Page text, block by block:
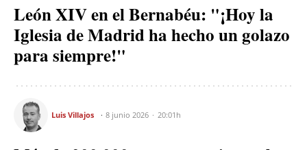
León XIV en el Bernabéu: "¡Hoy la
Iglesia de Madrid ha hecho un golazo
para siempre!"
Luis Villajos 8 junio 2026 20:01h